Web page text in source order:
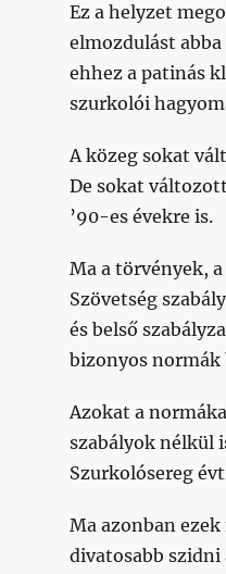
Ez a helyzet
elmozdulást
ehhez a patinás
szurkolói
A közeg sokat
De sokat
’90-es évekre is.
Ma a törvények,
Szövetség
és belső
bizonyos normák
Azokat a
szabályok nélkül
Szurkolósereg
Ma azonban
divatosabb szidni